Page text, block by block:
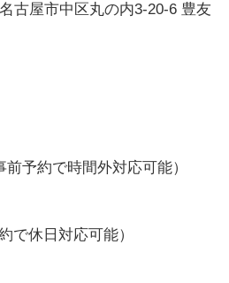
古屋市中区丸の内3-20-6 豊友
予約で時間外対応可能）
で休日対応可能）